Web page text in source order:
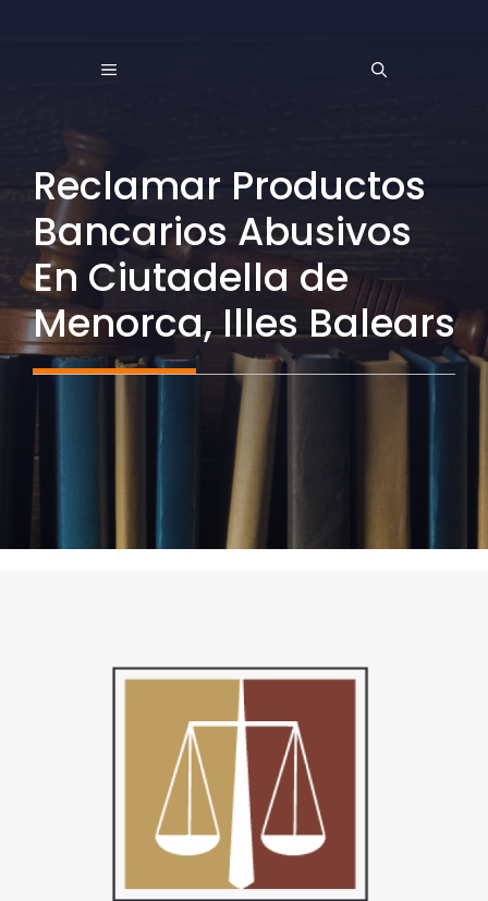
MENÚ
Reclamar Productos
Bancarios Abusivos
En Ciutadella de
Menorca, Illes Balears